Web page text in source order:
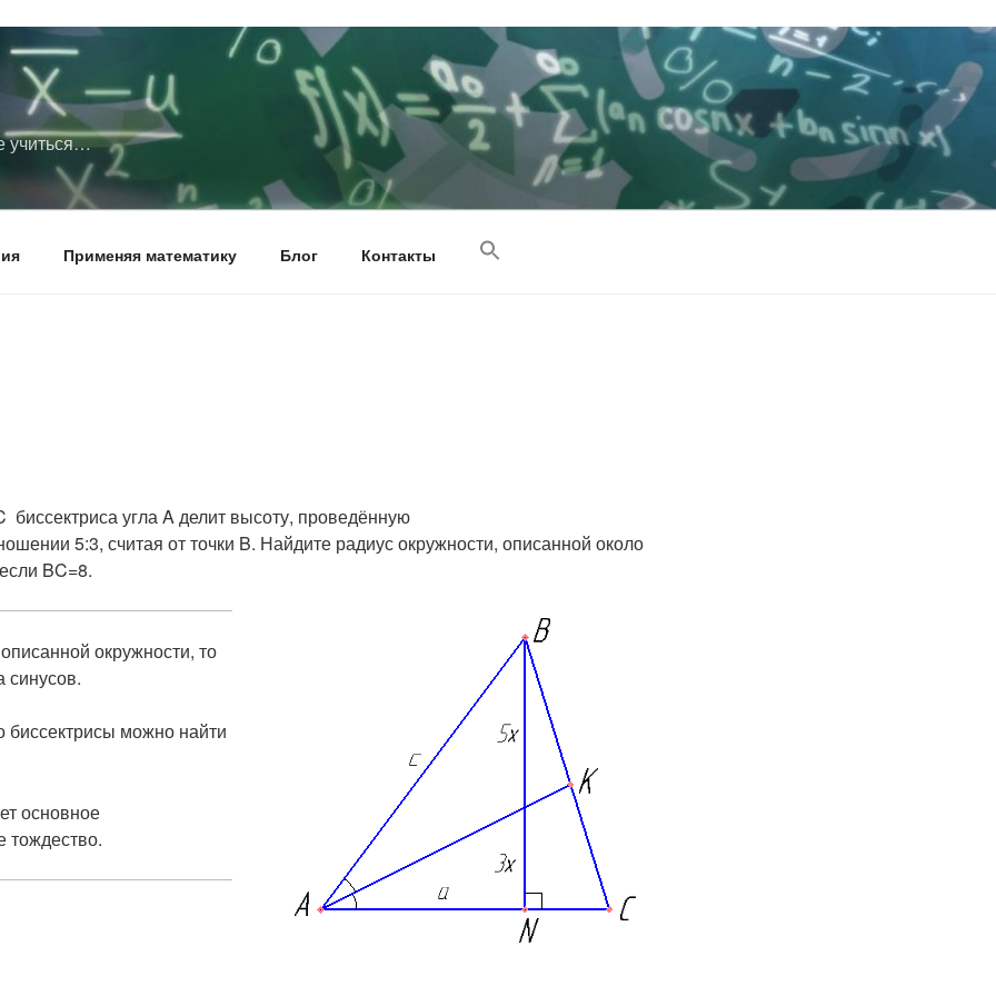
учиться…
Применяя математику Блог Контакты
биссектриса угла A делит высоту, проведённую
5:3, считая от точки B. Найдите радиус окружности, описанной около
BC=8.
окружности, то
синусов.
биссектрисы можно найти
основное
тождество.